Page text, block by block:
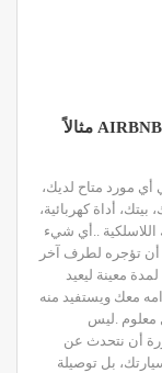
أي مورد متاح لديك،
بيتك، أداة كهربائية،
..أي شيء
أن تؤجره لطرف آخر
معينة ليعيد
معك ويستفيد منه
معلوم .ليس
أن نتحدث عن
بل توصيلة